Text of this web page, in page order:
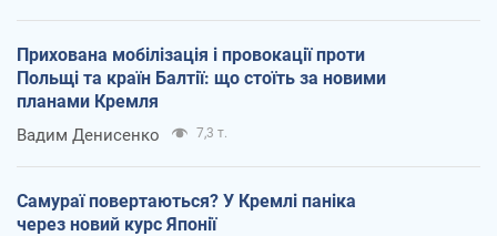
Прихована мобілізація і провокації проти
Польщі та країн Балтії: що стоїть за новими
планами Кремля
Вадим Денисенко 7,3 т.
Самураї повертаються? У Кремлі паніка
через новий курс Японії